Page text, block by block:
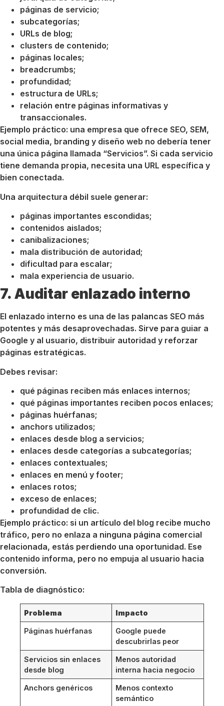
páginas de servicio;
subcategorías;
URLs de blog;
clusters de contenido;
páginas locales;
breadcrumbs;
profundidad;
estructura de URLs;
relación entre páginas informativas y
transaccionales.
Ejemplo práctico: una empresa que ofrece SEO, SEM,
social media, branding y diseño web no debería tener
una única página llamada “Servicios”. Si cada servicio
tiene demanda propia, necesita una URL específica y
bien conectada.
Una arquitectura débil suele generar:
páginas importantes escondidas;
contenidos aislados;
canibalizaciones;
mala distribución de autoridad;
dificultad para escalar;
mala experiencia de usuario.
7. Auditar enlazado interno
El enlazado interno es una de las palancas SEO más
potentes y más desaprovechadas. Sirve para guiar a
Google y al usuario, distribuir autoridad y reforzar
páginas estratégicas.
Debes revisar:
qué páginas reciben más enlaces internos;
qué páginas importantes reciben pocos enlaces;
páginas huérfanas;
anchors utilizados;
enlaces desde blog a servicios;
enlaces desde categorías a subcategorías;
enlaces contextuales;
enlaces en menú y footer;
enlaces rotos;
exceso de enlaces;
profundidad de clic.
Ejemplo práctico: si un artículo del blog recibe mucho
tráfico, pero no enlaza a ninguna página comercial
relacionada, estás perdiendo una oportunidad. Ese
contenido informa, pero no empuja al usuario hacia
conversión.
Tabla de diagnóstico:
Problema Impacto
Páginas huérfanas
Google puede
descubrirlas peor
Servicios sin enlaces
desde blog
Menos autoridad
interna hacia negocio
Anchors genéricos
Menos contexto
semántico